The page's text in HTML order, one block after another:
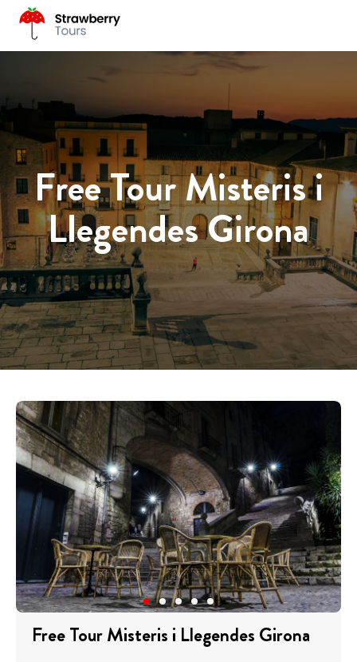
Free Tour Misteris i
Llegendes Girona
Free Tour Misteris i Llegendes Girona